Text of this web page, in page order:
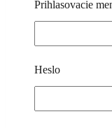
Prihlasovacie
Heslo